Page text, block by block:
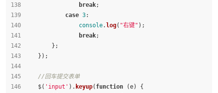
break;
case 3:
console. log( "右键" );
break;
        };
    });
//回车提交表单
    $(
'input' ). keyup( function (e) {